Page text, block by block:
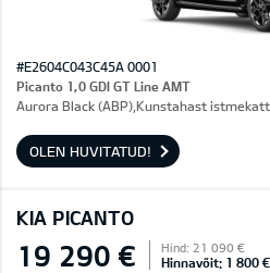
#E2604C043C45A 0001
Picanto 1,0 GDI GT Line AMT
Aurora Black (ABP),Kunstahast
OLEN HUVITATUD!
KIA PICANTO
19 290 € Hind: 21 090 €
Hinnavõit: 1 800 €